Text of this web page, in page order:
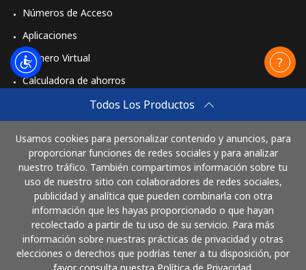
Todos Los Productos
Usamos cookies para personalizar contenido y anuncios, para
proporcionar funciones de redes sociales y para analizar
nuestro tráfico. También compartimos información sobre tu
uso de nuestro sitio con colaboradores de redes sociales,
publicidad y analítica que pueden combinarla con otra
información que les hayas proporcionado o que hayan
recolectado a partir de tu uso de su servicio. Para más
información sobre nuestras prácticas de privacidad y otras
elecciones o derechos que podrías tener a tu disposición, por
Números de Acceso
Aplicaciones
Número Virtual
Calculadora de ahorros
Comprar
Cómo funciona
Paga con